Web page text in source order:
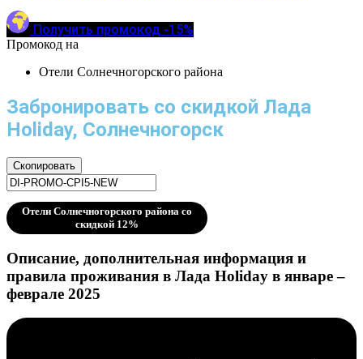
Получить промокод -15%
Промокод на
Отели Солнечногорского района
Забронировать со скидкой Лада
Holiday, Солнечногорск
Скопировать
Отели Солнечногорского района со
скидкой 12%
Описание, дополнительная информация и
правила проживания в Лада Holiday в январе –
феврале 2025